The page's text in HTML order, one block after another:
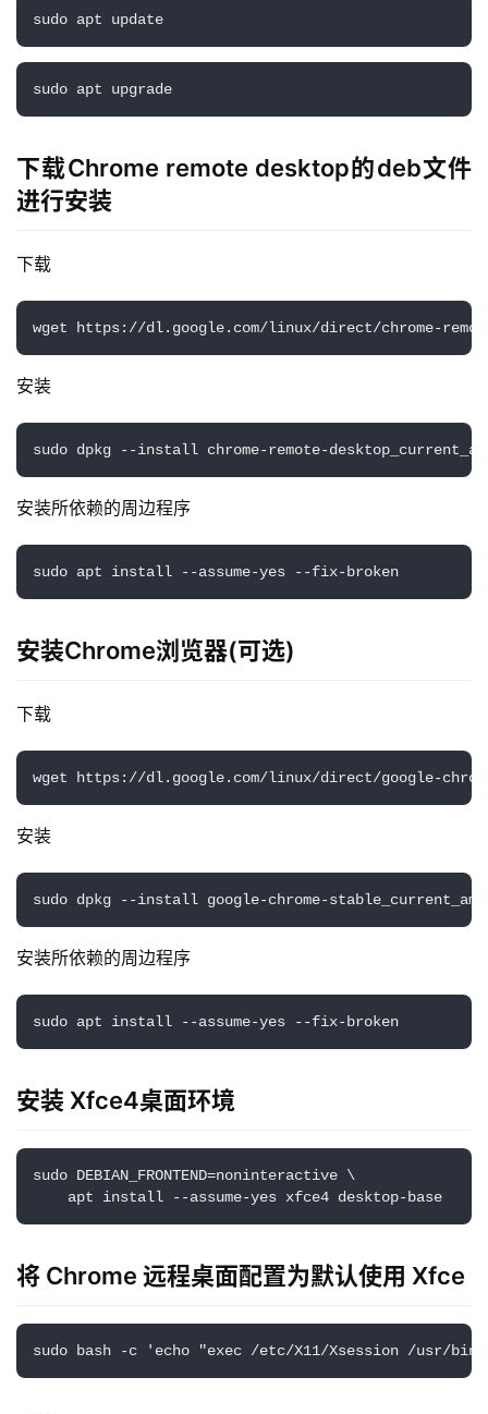
sudo apt update
sudo apt upgrade
下载Chrome remote desktop的deb文件
进行安装
下载
wget https://dl.google.com/linux/direct/chrome-
安装
sudo dpkg --install chrome-remote-
安装所依赖的周边程序
sudo apt install --assume-yes --fix-broken
安装Chrome浏览器(可选)
下载
wget https://dl.google.com/linux/direct/google-
安装
sudo dpkg --install google-chrome-
安装所依赖的周边程序
sudo apt install --assume-yes --fix-broken
安装 Xfce4桌面环境
sudo DEBIAN_FRONTEND=noninteractive \
    apt install --assume-yes xfce4 desktop-base
将 Chrome 远程桌面配置为默认使用 Xfce
sudo bash -c 'echo "exec /etc/X11/Xsession /usr/